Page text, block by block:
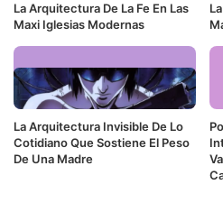
La Arquitectura De La Fe En Las
Maxi Iglesias Modernas
La Arquitectura Invisible De Lo
Cotidiano Que Sostiene El Peso
De Una Madre